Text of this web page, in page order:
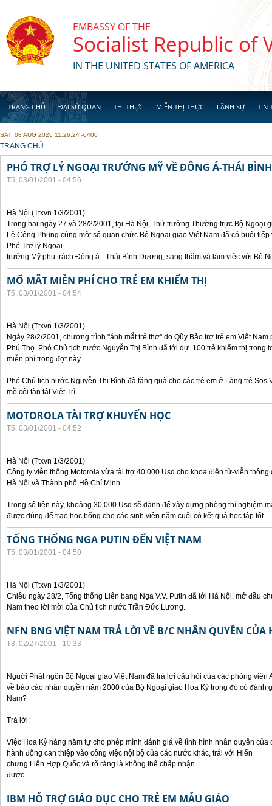
EMBASSY OF THE
Socialist Republic of
IN THE UNITED STATES OF AMERICA
TRANG CHỦ ĐẠI SỨ QUÁN THỊ THỰC MIỄN THỊ THỰC LÃNH SỰ TIN
SAT, 08 AUG 2026 11:26:24 -0400
YOU ARE HERE
TRANG CHỦ
PHÓ TRỢ LÝ NGOẠI TRƯỞNG MỸ VỀ ĐÔNG Á-THÁI
T5, 03/01/2001 - 04:56
Hà Nội (Ttxvn 1/3/2001)
Trong hai ngày 27 và 28/2/2001, tại Hà Nội, Thứ trưởng Thường trực Bộ Ngoại
Lê Công Phụng cùng một số quan chức Bộ Ngoại giao Việt Nam đã có buổi
Phó Trợ lý Ngoại
trưởng Mỹ phụ trách Đông á - Thái Bình Dương, sang thăm và làm việc với Bộ
MỔ MẮT MIỄN PHÍ CHO TRẺ EM KHIẾM THỊ
T5, 03/01/2001 - 04:54
Hà Nội (Ttxvn 1/3/2001)
Ngày 28/2/2001, chương trình "ánh mắt trẻ thơ" do Qũy Bảo trợ trẻ em Việt
Phú Thọ. Phó Chủ tịch nước Nguyễn Thị Bình đã tới dự. 100 trẻ khiếm thị trong
miễn phí trong đợt này.
Phó Chủ tịch nước Nguyễn Thị Bình đã tặng quà cho các trẻ em ở Làng trẻ Sos
mồ côi tàn tật Việt Trì.
MOTOROLA TÀI TRỢ KHUYẾN HỌC
T5, 03/01/2001 - 04:52
Hà Nôi (Ttxvn 1/3/2001)
Công ty viễn thông Motorola vừa tài trợ 40.000 Usd cho khoa điện tử-viễn
Hà Nội và Thành phố Hồ Chí Minh.
Trong số tiền này, khoảng 30.000 Usd sẽ dành để xây dựng phòng thí nghiệm
được dùng để trao học bổng cho các sinh viên năm cuối có kết quả học tập tốt.
TỔNG THỐNG NGA PUTIN ĐẾN VIỆT NAM
T5, 03/01/2001 - 04:50
Hà Nội (Ttxvn 1/3/2001)
Chiều ngày 28/2, Tổng thống Liên bang Nga V.V. Putin đã tới Hà Nội, mở đầu
Nam theo lời mời của Chủ tịch nước Trần Đức Lương.
NFN BNG VIỆT NAM TRẢ LỜI VỀ B/C NHÂN QUYỀN CỦA
T3, 02/27/2001 - 10:33
Nguời Phát ngôn Bộ Ngoại giao Việt Nam đã trả lời câu hỏi của các phóng viên
về báo cáo nhân quyền năm 2000 của Bộ Ngoại giao Hoa Kỳ trong đó có đánh
Nam?
Trả lời:
Việc Hoa Kỳ hàng năm tự cho phép mình đánh giá về tình hình nhân quyền
hành động can thiệp vào công việc nội bộ của các nước khác, trái với Hiến
chưng Liên Hợp Quốc và rõ ràng là không thể chấp nhận
được.
IBM HỖ TRỢ GIÁO DỤC CHO TRẺ EM MẪU GIÁO